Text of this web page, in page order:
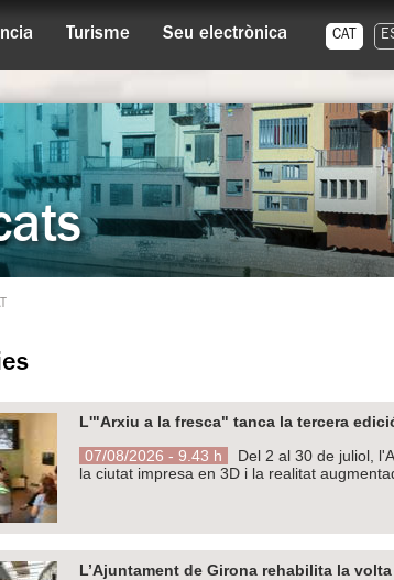
Turisme Seu electrònica CAT
L'"Arxiu a la fresca" tanca la tercera
07/08/2026 - 9.43 h
Del 2 al 30 de juliol,
la ciutat impresa en 3D i la realitat
L’Ajuntament de Girona rehabilita la